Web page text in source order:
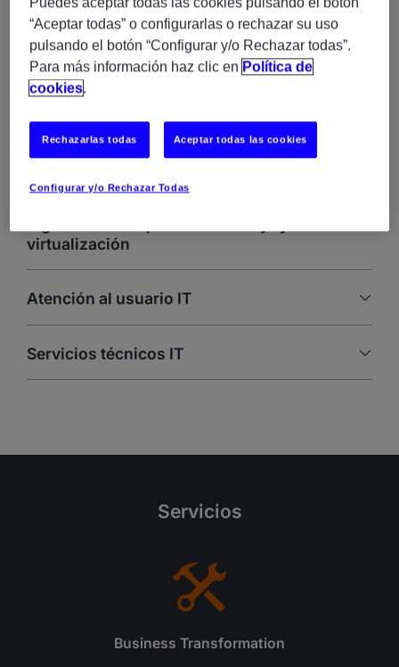
usuario.
virtualización
Atención al usuario IT
Servicios técnicos IT
Servicios
Business Transformation
“Aceptar todas” o configurarlas o rechazar su uso
pulsando el botón “Configurar y/o Rechazar todas”.
Para más información haz clic en Política de
cookies.
Configurar y/o Rechazar Todas
Rechazarlas todas Aceptar todas las cookies